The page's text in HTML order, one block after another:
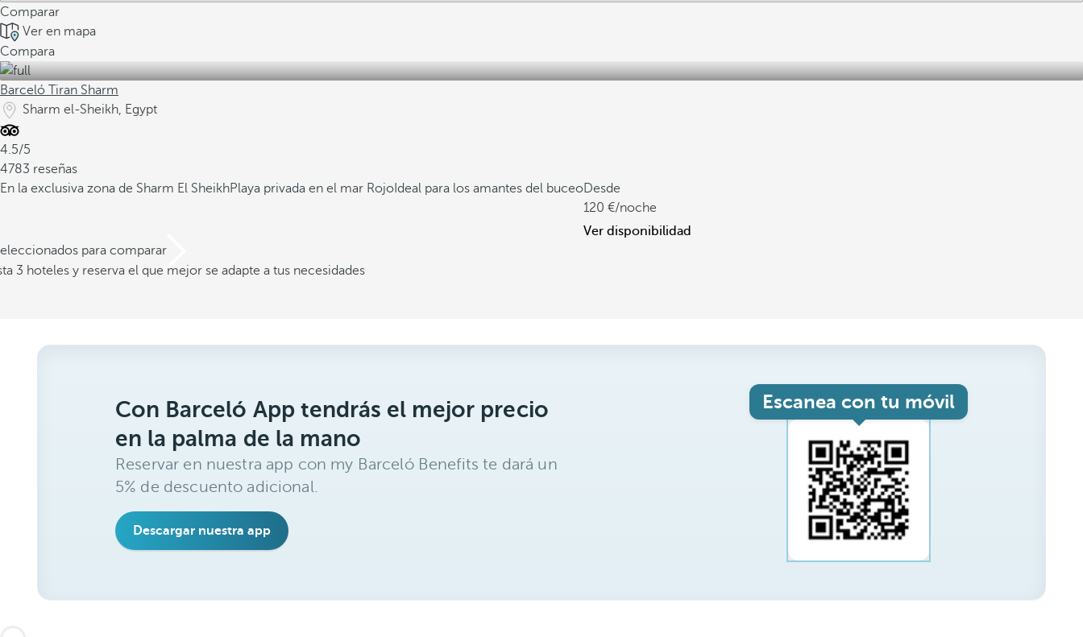
Comparar
Ver en mapa
Compara
Barceló Tiran Sharm
Sharm el-Sheikh, Egypt
4.5/5
4783 reseñas
En la exclusiva zona de Sharm El SheikhPlaya privada en el mar Rojo Ideal para los amantes del buceoDesde
120
/noche
Ver disponibilidad
para comparar
3 hoteles y reserva el que mejor se adapte a tus necesidades
Con Barceló App tendrás el mejor precio
en la palma de la mano
Reservar en nuestra app con my Barceló Benefits te dará un
5% de descuento adicional.
Descargar nuestra app
Escanea con tu móvil